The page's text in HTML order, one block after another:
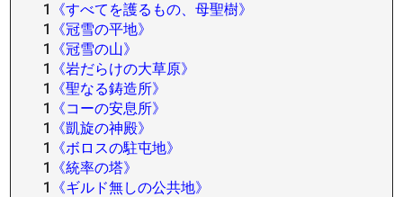
1
《すべてを護るもの、母聖樹》
1
《冠雪の平地》
1
《冠雪の山》
1
《岩だらけの大草原》
1
《聖なる鋳造所》
1
《コーの安息所》
1
《凱旋の神殿》
1
《ボロスの駐屯地》
1
《統率の塔》
1
《ギルド無しの公共地》